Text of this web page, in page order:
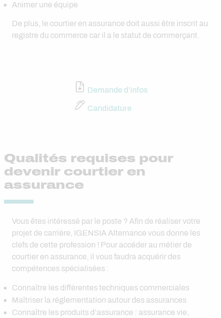
Animer une équipe
De plus, le courtier en assurance doit aussi être inscrit au
registre du commerce car il a le statut de commerçant.
Demande d’infos
Candidature
Qualités requises pour
devenir courtier en
assurance
Vous êtes intéressé par le poste ? Afin de réaliser votre
projet de carrière, IGENSIA Alternance vous donne les
clefs de cette profession ! Pour accéder au métier de
courtier en assurance, il vous faudra acquérir des
compétences spécialisées :
Connaître les différentes techniques commerciales
Maîtriser la réglementation autour des assurances
Connaître les produits d’assurance : assurance vie,